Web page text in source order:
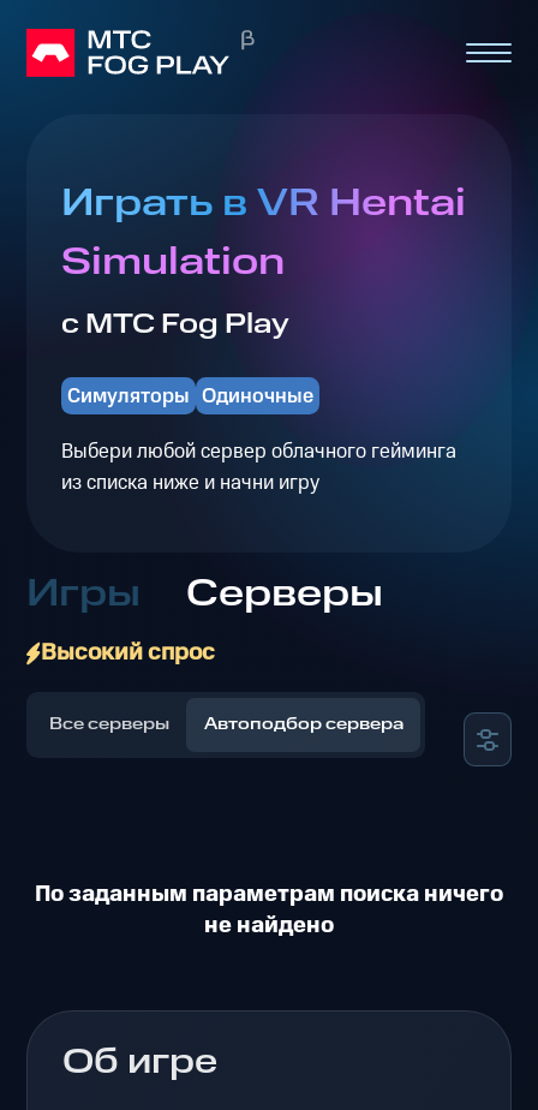
Играть в VR Hentai
Simulation
с МТС Fog Play
Симуляторы Одиночные
Выбери любой сервер облачного гейминга
из списка ниже и начни игру
Игры Серверы
Высокий спрос
Все серверы Автоподбор сервера
По заданным параметрам поиска ничего
не найдено
Об игре